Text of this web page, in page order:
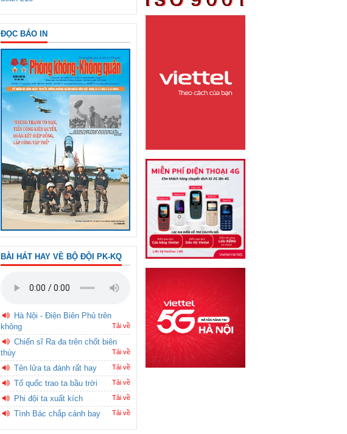
ĐỌC BÁO IN
BÀI HÁT HAY VỀ BỘ ĐỘI PK-KQ
Hà Nội - Điện Biên Phủ trên
không
Tải về
Chiến sĩ Ra đa trên chốt biên
thùy
Tải về
Tên lửa ta đánh rất hay Tải về
Tổ quốc trao ta bầu trời Tải về
Phi đội ta xuất kích Tải về
Tình Bác chắp cánh bay Tải về